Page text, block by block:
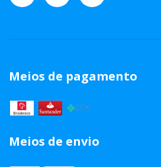
Meios de pagamento
Meios de envio